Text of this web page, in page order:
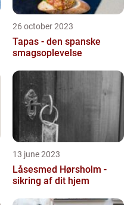
26 october 2023
Tapas - den spanske
smagsoplevelse
13 june 2023
Låsesmed Hørsholm -
sikring af dit hjem